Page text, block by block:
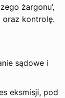
żargonu’,
kontrolę.
sądowe i
eksmisji, pod